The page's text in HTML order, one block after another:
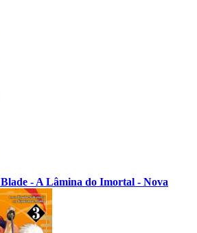
Blade - A Lâmina do Imortal - Nova